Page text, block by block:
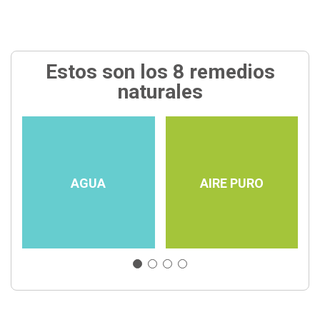
Estos son los 8 remedios
naturales
AGUA AIRE PURO